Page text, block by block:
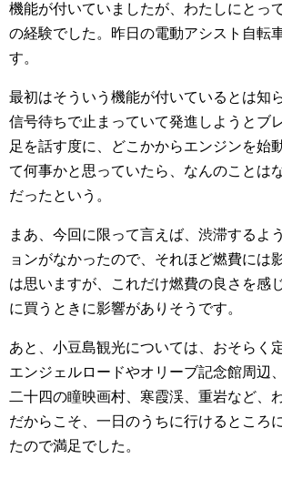
機能が付いていましたが、わたしにとっ
の経験でした。昨日の電動アシスト自転
す。
最初はそういう機能が付いているとは知
信号待ちで止まっていて発進しようとブ
足を話す度に、どこかからエンジンを始
て何事かと思っていたら、なんのことは
だったという。
まあ、今回に限って言えば、渋滞するよ
ョンがなかったので、それほど燃費には
は思いますが、これだけ燃費の良さを感
に買うときに影響がありそうです。
あと、小豆島観光については、おそらく
エンジェルロードやオリーブ記念館周辺
二十四の瞳映画村、寒霞渓、重岩など、
だからこそ、一日のうちに行けるところ
たので満足でした。